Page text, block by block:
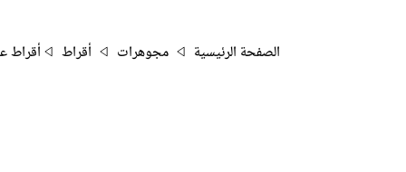
الصفحة الرئيسية مجوهرات أقراط أقراط